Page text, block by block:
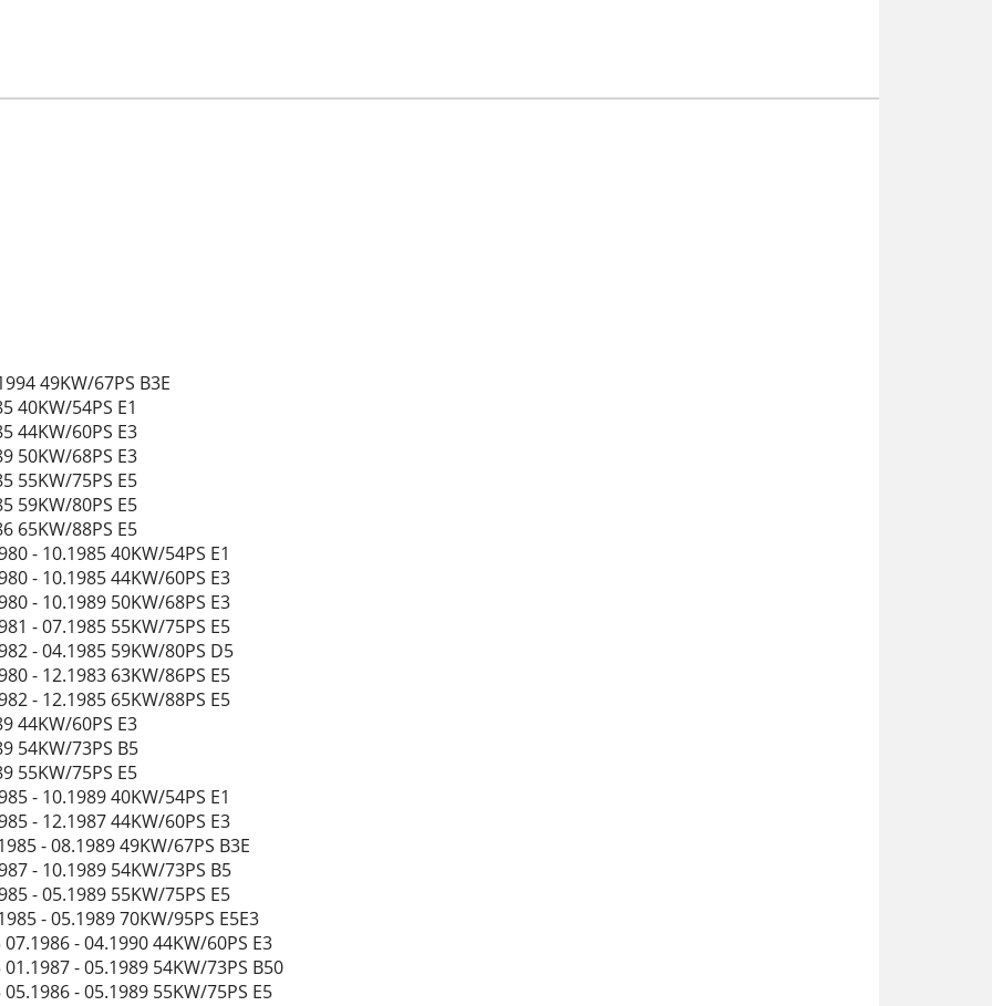
49KW/67PS B3E
40KW/54PS E1
44KW/60PS E3
50KW/68PS E3
55KW/75PS E5
59KW/80PS E5
65KW/88PS E5
- 10.1985 40KW/54PS E1
- 10.1985 44KW/60PS E3
- 10.1989 50KW/68PS E3
- 07.1985 55KW/75PS E5
- 04.1985 59KW/80PS D5
- 12.1983 63KW/86PS E5
- 12.1985 65KW/88PS E5
44KW/60PS E3
54KW/73PS B5
55KW/75PS E5
- 10.1989 40KW/54PS E1
- 12.1987 44KW/60PS E3
- 08.1989 49KW/67PS B3E
- 10.1989 54KW/73PS B5
- 05.1989 55KW/75PS E5
- 05.1989 70KW/95PS E5E3
- 04.1990 44KW/60PS E3
- 05.1989 54KW/73PS B50
- 05.1989 55KW/75PS E5